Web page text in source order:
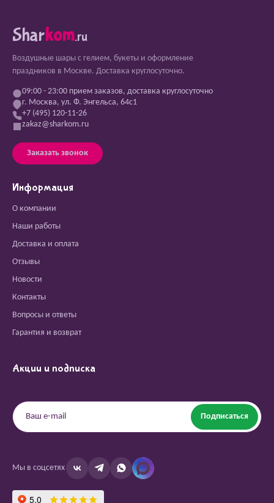
Sharkom.ru
Воздушные шары с гелием, букеты и оформление
праздников в Москве. Доставка круглосуточно.
09:00 - 23:00 прием заказов, доставка круглосуточно
г. Москва, ул. Ф. Энгельса, 64с1
+7 (495) 120-11-26
zakaz@sharkom.ru
Заказать звонок
Информация
О компании
Наши работы
Доставка и оплата
Отзывы
Новости
Контакты
Вопросы и ответы
Гарантия и возврат
Акции и подписка
Подписаться
Мы в соцсетях